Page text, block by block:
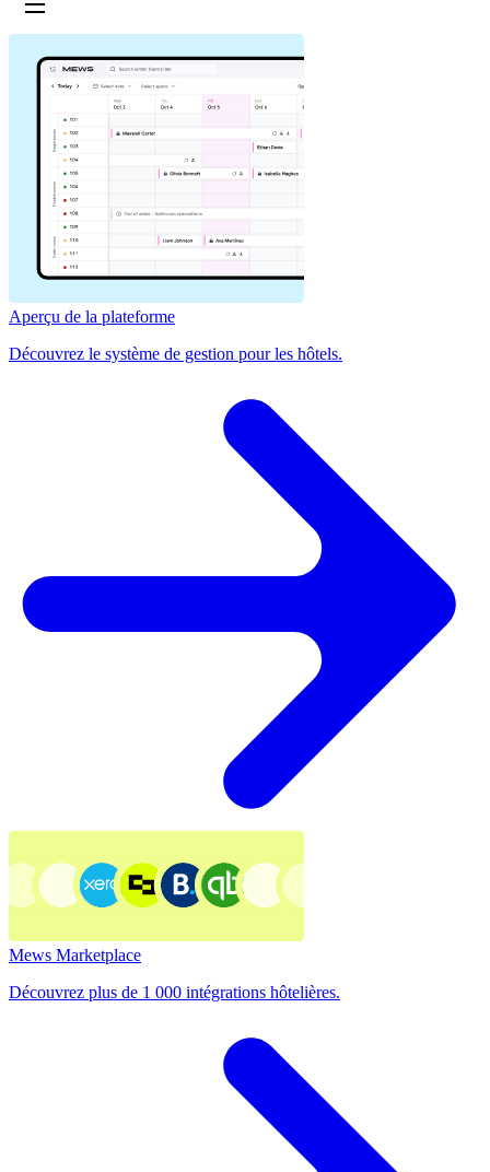
Aperçu de la plateforme
Découvrez le système de gestion pour les hôtels.
Mews Marketplace
Découvrez plus de 1 000 intégrations hôtelières.